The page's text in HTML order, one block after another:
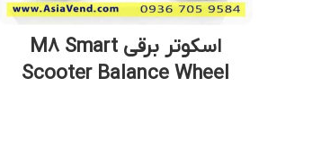
اسکوتر برقی M8 Smart
Scooter Balance Wheel